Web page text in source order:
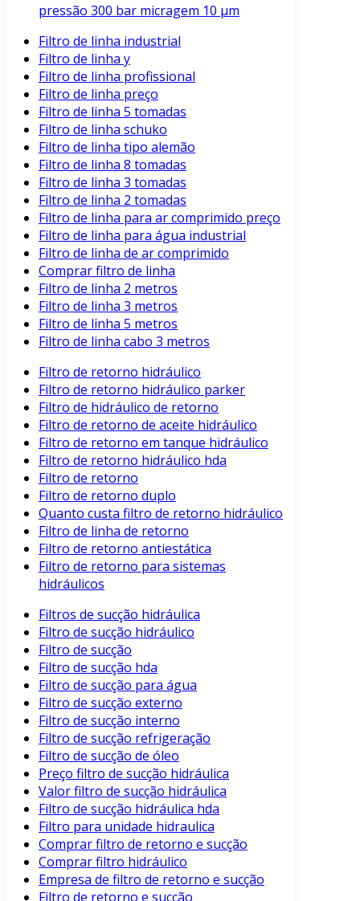
pressão 300 bar micragem 10 μm
Filtro de linha industrial
Filtro de linha y
Filtro de linha profissional
Filtro de linha preço
Filtro de linha 5 tomadas
Filtro de linha schuko
Filtro de linha tipo alemão
Filtro de linha 8 tomadas
Filtro de linha 3 tomadas
Filtro de linha 2 tomadas
Filtro de linha para ar comprimido preço
Filtro de linha para água industrial
Filtro de linha de ar comprimido
Comprar filtro de linha
Filtro de linha 2 metros
Filtro de linha 3 metros
Filtro de linha 5 metros
Filtro de linha cabo 3 metros
Filtro de retorno hidráulico
Filtro de retorno hidráulico parker
Filtro de hidráulico de retorno
Filtro de retorno de aceite hidráulico
Filtro de retorno em tanque hidráulico
Filtro de retorno hidráulico hda
Filtro de retorno
Filtro de retorno duplo
Quanto custa filtro de retorno hidráulico
Filtro de linha de retorno
Filtro de retorno antiestática
Filtro de retorno para sistemas
hidráulicos
Filtros de sucção hidráulica
Filtro de sucção hidráulico
Filtro de sucção
Filtro de sucção hda
Filtro de sucção para água
Filtro de sucção externo
Filtro de sucção interno
Filtro de sucção refrigeração
Filtro de sucção de óleo
Preço filtro de sucção hidráulica
Valor filtro de sucção hidráulica
Filtro de sucção hidráulica hda
Filtro para unidade hidraulica
Comprar filtro de retorno e sucção
Comprar filtro hidráulico
Empresa de filtro de retorno e sucção
Filtro de retorno e sucção